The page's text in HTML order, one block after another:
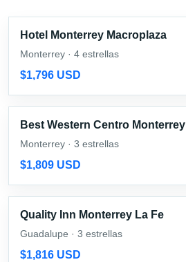
Hotel Monterrey Macroplaza
Monterrey · 4 estrellas
$1,796 USD
Best Western Centro Monterrey
Monterrey · 3 estrellas
$1,809 USD
Quality Inn Monterrey La Fe
Guadalupe · 3 estrellas
$1,816 USD